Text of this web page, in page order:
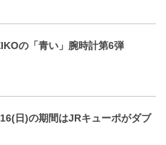
の「青い」腕時計第6弾
日)の期間はJRキューポがダブ